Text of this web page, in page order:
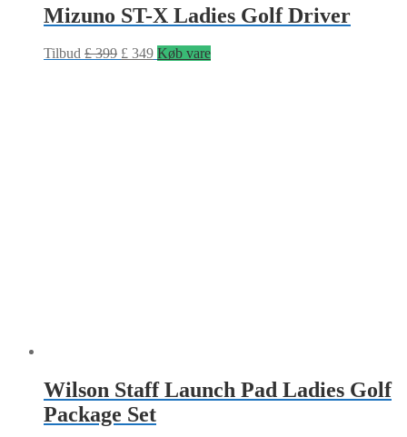
Mizuno ST-X Ladies Golf Driver
Tilbud £399 £ 349 Køb vare
Wilson Staff Launch Pad Ladies Golf
Package Set